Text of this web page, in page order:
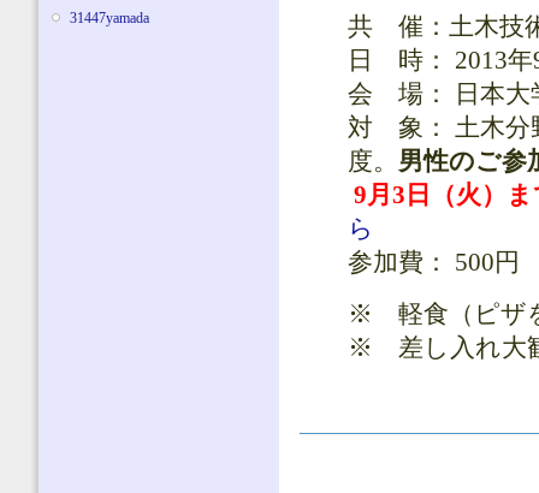
31447yamada
共 催：土木技
日 時： 2013年
会 場： 日本大
対 象： 土木分
度。 男性のご参
9月3日（火）
ら
参加費： 500円
※ 軽食（ピザ
※ 差し入れ大